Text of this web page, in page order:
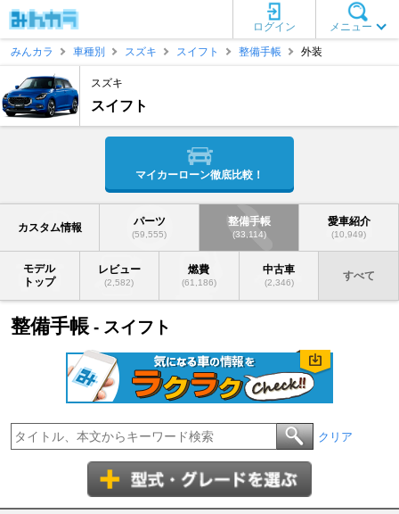
メニュー
ログイン
みんカラ
車種別 スズキ スイフト 整備手帳 外装
スズキ
スイフト
マイカーローン徹底比較！
カスタム情報 パーツ
(59,555)
整備手帳
(33,114)
愛車紹介
(10,949)
モデル
トップ
レビュー
(2,582)
燃費
(61,186)
中古車
(2,346)
すべて
整備手帳 - スイフト
クリア